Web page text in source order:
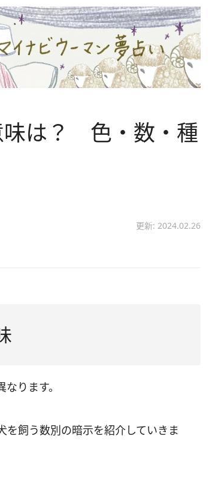
味は？ 色・数・種
更新: 2024.02.26
ります。
を飼う数別の暗示を紹介していきま